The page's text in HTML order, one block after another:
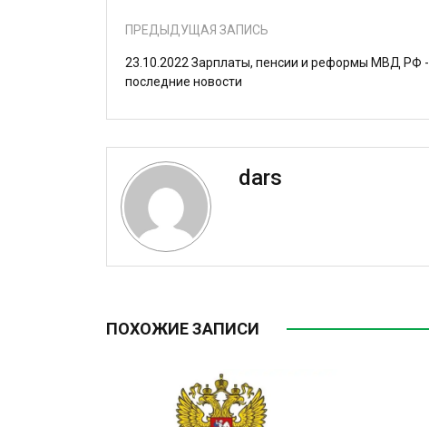
ПРЕДЫДУЩАЯ ЗАПИСЬ
23.10.2022 Зарплаты, пенсии и реформы МВД РФ -
последние новости
dars
ПОХОЖИЕ ЗАПИСИ